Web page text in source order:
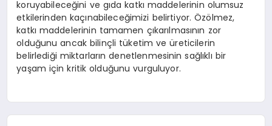
koruyabileceğini ve gıda katkı maddelerinin olumsuz
etkilerinden kaçınabileceğimizi belirtiyor. Özölmez,
katkı maddelerinin tamamen çıkarılmasının zor
olduğunu ancak bilinçli tüketim ve üreticilerin
belirlediği miktarların denetlenmesinin sağlıklı bir
yaşam için kritik olduğunu vurguluyor.